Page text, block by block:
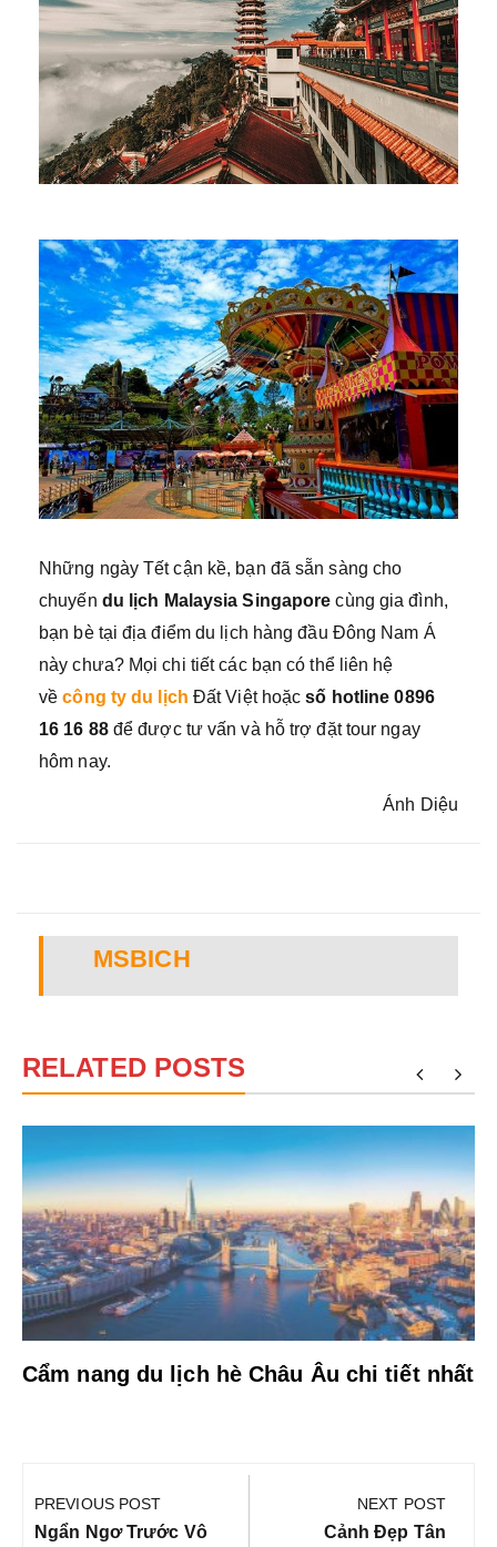
Những ngày Tết cận kề, bạn đã sẵn sàng cho
chuyến du lịch Malaysia Singaporecùng gia đình,
bạn bè tại địa điểm du lịch hàng đầu Đông Nam Á
này chưa? Mọi chi tiết các bạn có thể liên hệ
vềcông ty du lịch Đất Việt hoặcsố hotline 0896
16 16 88để được tư vấn và hỗ trợ đặt tour ngay
hôm nay.
Ánh Diệu
MSBICH
RELATED POSTS
Cẩm nang du lịch hè Châu Âu chi tiết nhất
hướng
bài
PREVIOUS POST
Previous
Ngẩn Ngơ Trước Vô
NEXT POST
Next
Cảnh Đẹp Tân